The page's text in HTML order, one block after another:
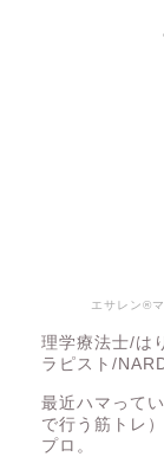
エサレン®
理学療法士/は
ラピスト/
最近ハマって
で行う筋トレ
プロ。